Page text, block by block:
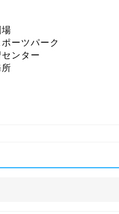
場
ーツパーク
ンター
所